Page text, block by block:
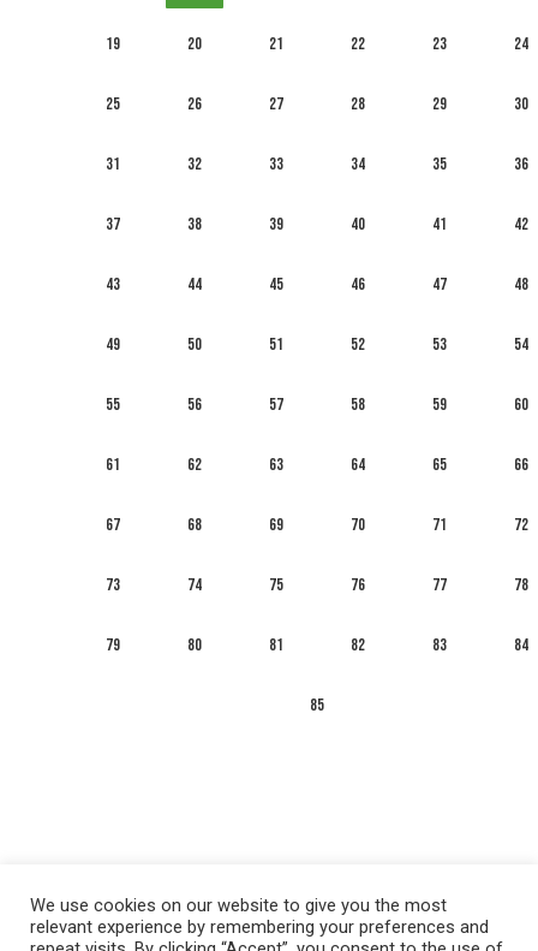
19 20 21 22 23 24
25 26 27 28 29 30
31 32 33 34 35 36
37 38 39 40 41 42
43 44 45 46 47 48
49 50 51 52 53 54
55 56 57 58 59 60
61 62 63 64 65 66
67 68 69 70 71 72
73 74 75 76 77 78
79 80 81 82 83 84
85
We use cookies on our website to give you the most
relevant experience by remembering your preferences and